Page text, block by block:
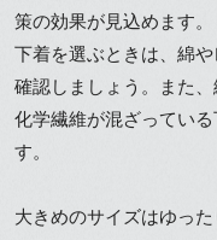
策の効果が見込めます。
下着を選ぶときは、綿
確認しましょう。また
化学繊維が混ざってい
す。
大きめのサイズはゆっ